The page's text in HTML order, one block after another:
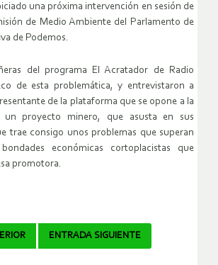
una próxima intervención en sesión de
de Medio Ambiente del Parlamento de
de Podemos.
del programa El Acratador de Radio
de esta problemática, y entrevistaron a
de la plataforma que se opone a la
un proyecto minero, que asusta en sus
trae consigo unos problemas que superan
económicas cortoplacistas que
promotora.
ENTRADA SIGUIENTE